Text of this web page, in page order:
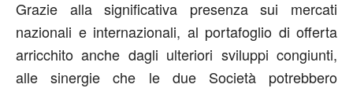
Grazie alla significativa presenza sui mercati
nazionali e internazionali, al portafoglio di offerta
arricchito anche dagli ulteriori sviluppi congiunti,
alle sinergie che le due Società potrebbero